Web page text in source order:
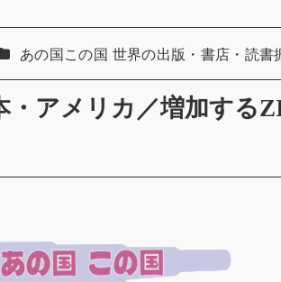
アメリカ／増加する
テゴリー
あの国この国 世界の出版・書店・読書